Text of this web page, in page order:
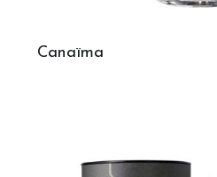
Canaïma